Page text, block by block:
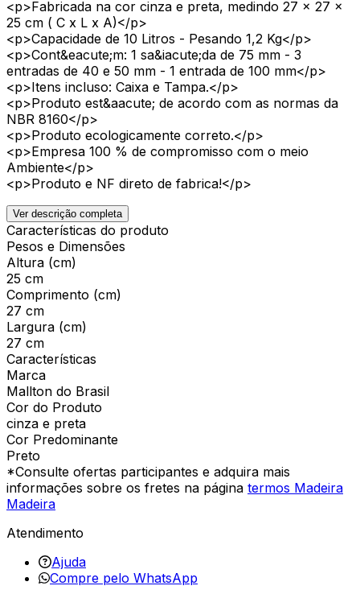
<p>Fabricada na cor cinza e preta, medindo 27 x 27 x
25 cm ( C x L x A)</p>
<p>Capacidade de 10 Litros - Pesando 1,2 Kg</p>
<p>Cont&eacute;m: 1 sa&iacute;da de 75 mm - 3
entradas de 40 e 50 mm - 1 entrada de 100 mm</p>
<p>Itens incluso: Caixa e Tampa.</p>
<p>Produto est&aacute; de acordo com as normas da
NBR 8160</p>
<p>Produto ecologicamente correto.</p>
<p>Empresa 100 % de compromisso com o meio
Ambiente</p>
<p>Produto e NF direto de fabrica!</p>
Ver descrição completa
Características do produto
Pesos e Dimensões
Altura (cm)
25 cm
Comprimento (cm)
27 cm
Largura (cm)
27 cm
Características
Marca
Mallton do Brasil
Cor do Produto
cinza e preta
Cor Predominante
Preto
*Consulte ofertas participantes e adquira mais
informações sobre os fretes na página termos Madeira
Madeira
Atendimento
Ajuda
Compre pelo WhatsApp